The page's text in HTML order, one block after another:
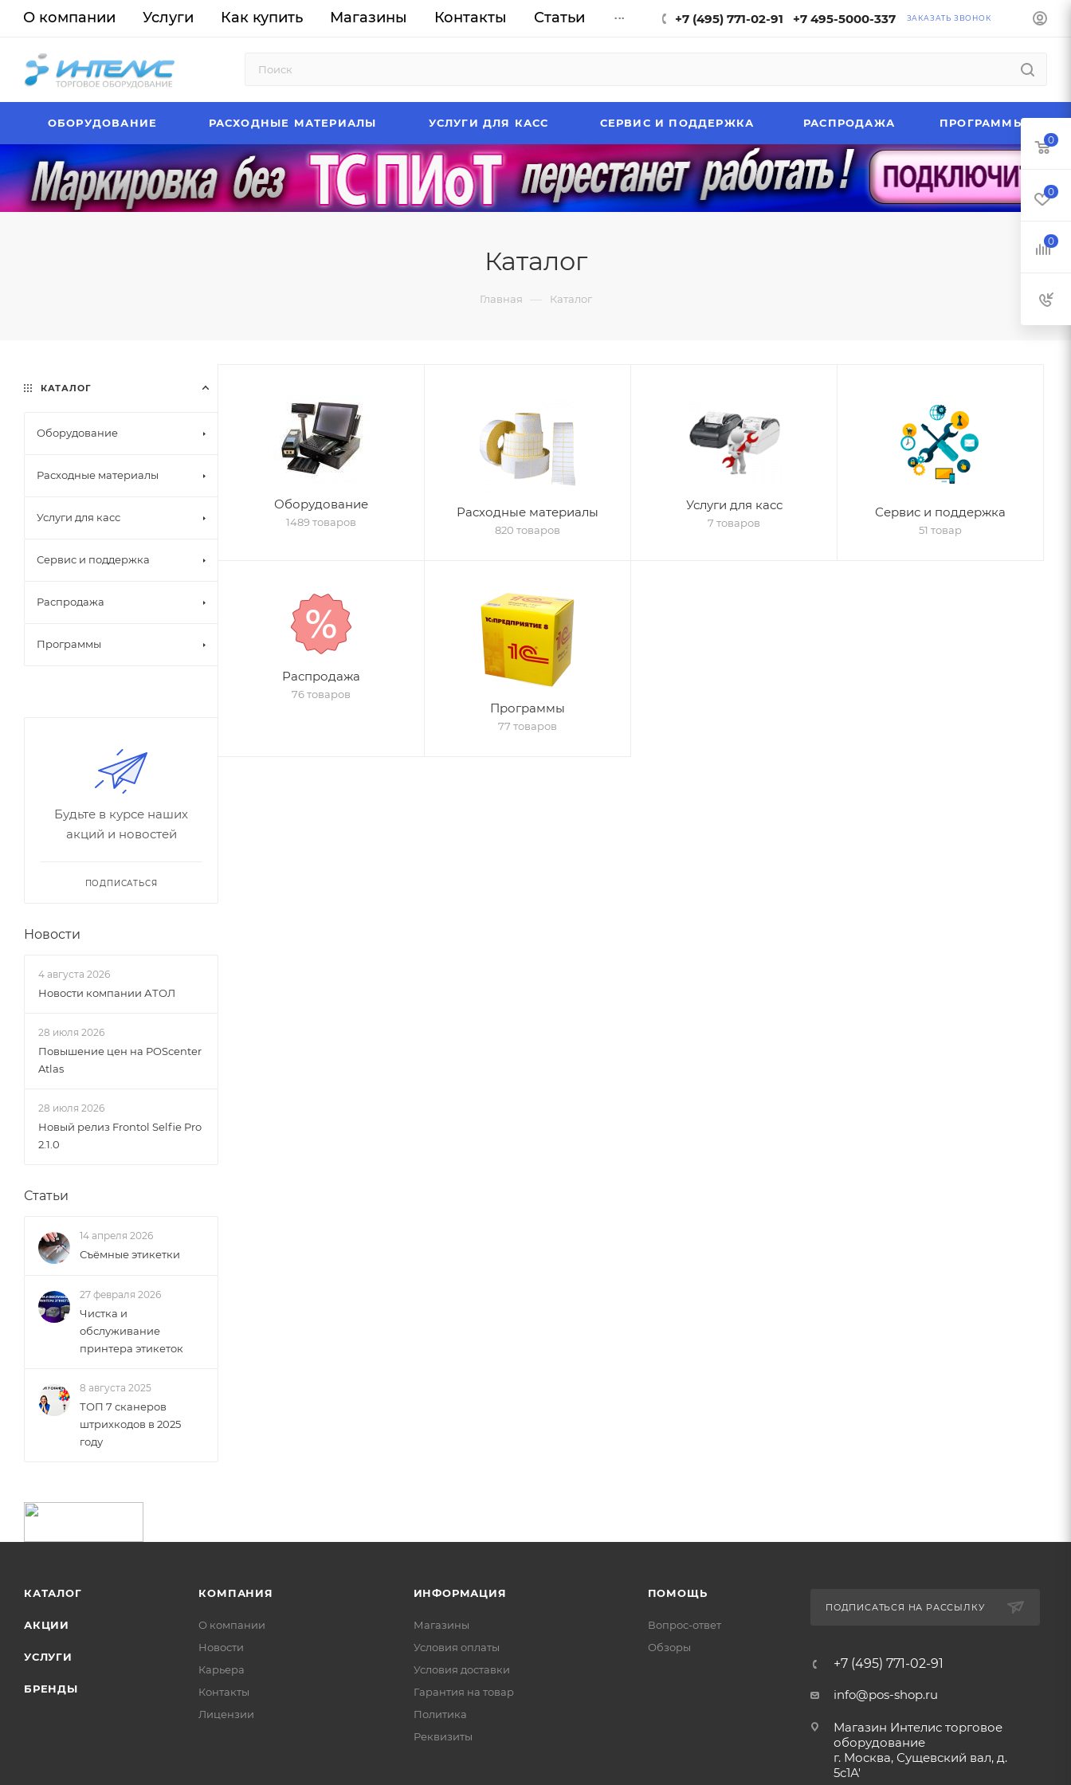
О компании Услуги Как купить Магазины Контакты Статьи ... +7 (495) 771-02-91 +7 495-5000-337 ЗАКАЗАТЬ ЗВОНОК
ОБОРУДОВАНИЕ РАСХОДНЫЕ МАТЕРИАЛЫ УСЛУГИ ДЛЯ КАСС СЕРВИС И ПОДДЕРЖКА РАСПРОДАЖА ПРОГРАММЫ
Каталог
Главная — Каталог
Оборудование
1489 товаров
Расходные материалы
820 товаров
Услуги для касс
7 товаров
Сервис и поддержка
51 товар
Распродажа
76 товаров
Программы
77 товаров
КАТАЛОГ
Оборудование
Расходные материалы
Услуги для касс
Сервис и поддержка
Распродажа
Программы
Будьте в курсе наших
акций и новостей
ПОДПИСАТЬСЯ
Новости
4 августа 2026
Новости компании АТОЛ
28 июля 2026
Повышение цен на POScenter
Atlas
28 июля 2026
Новый релиз Frontol Selfie Pro
2.1.0
Статьи
14 апреля 2026
Съёмные этикетки
27 февраля 2026
Чистка и
обслуживание
принтера этикеток
8 августа 2025
ТОП 7 сканеров
штрихкодов в 2025
году
КАТАЛОГ
АКЦИИ
УСЛУГИ
БРЕНДЫ
КОМПАНИЯ
О компании
Новости
Карьера
Контакты
Лицензии
ИНФОРМАЦИЯ
Магазины
Условия оплаты
Условия доставки
Гарантия на товар
Политика
Реквизиты
ПОМОЩЬ
Вопрос-ответ
Обзоры
ПОДПИСАТЬСЯ НА РАССЫЛКУ
+7 (495) 771-02-91
info@pos-shop.ru
Магазин Интелис торговое
оборудование
г. Москва, Сущевский вал, д.
5с1А'
0
0
0